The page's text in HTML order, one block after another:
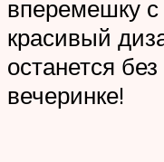
вперемешку с
красивый
останется
вечеринке!